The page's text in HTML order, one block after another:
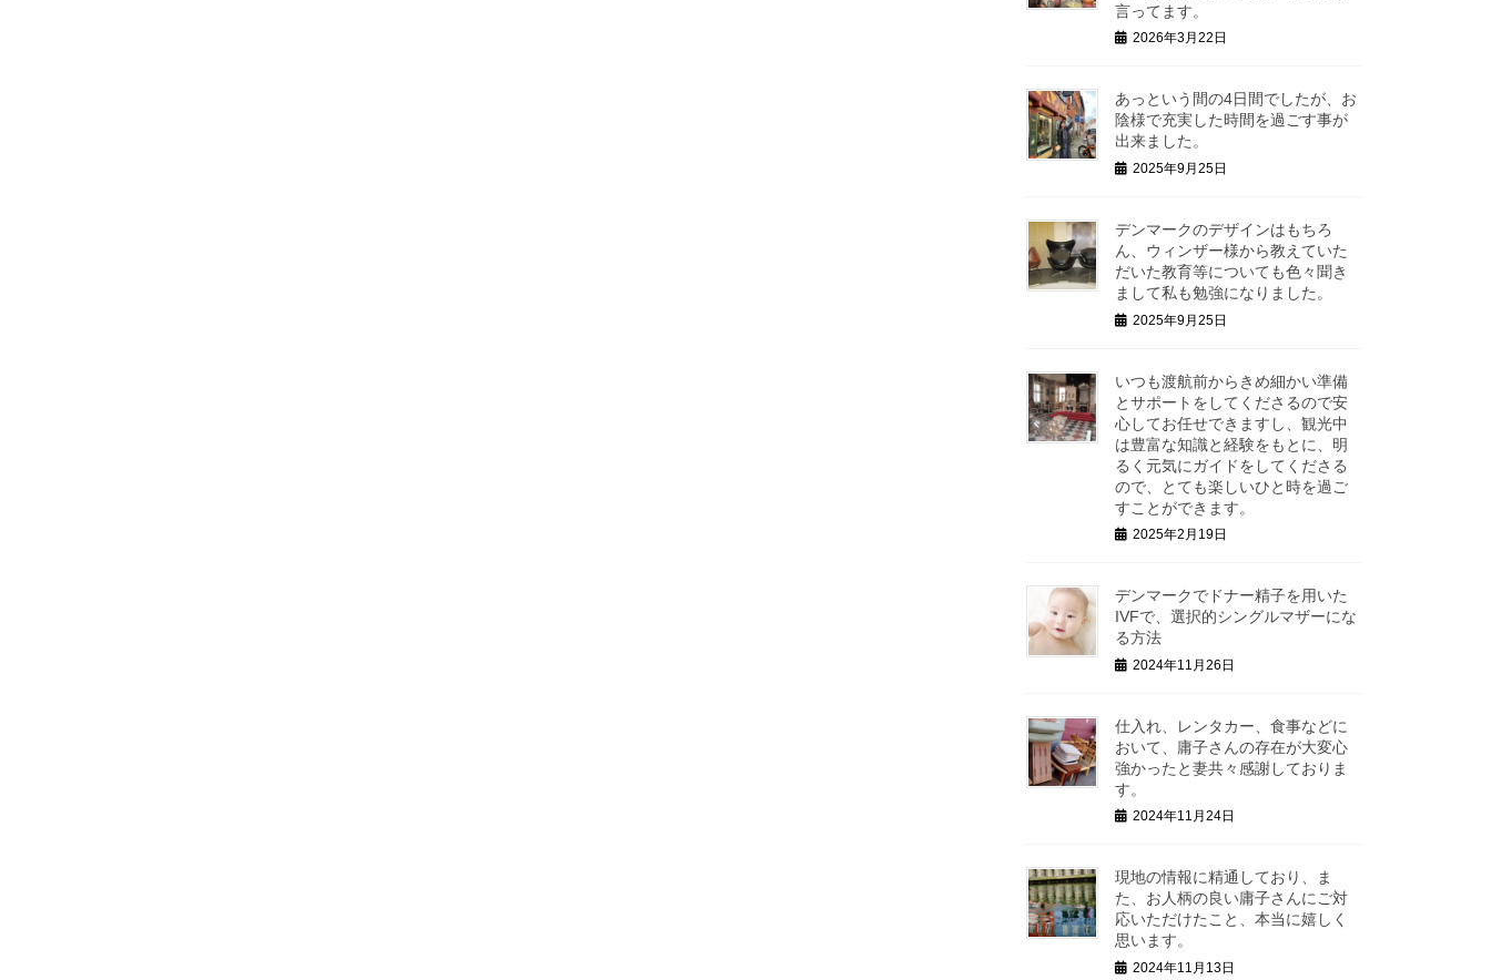
言ってます。
2026年3月22日
あっという間の4日間でしたが、お
陰様で充実した時間を過ごす事が
出来ました。
2025年9月25日
デンマークのデザインはもちろ
ん、ウィンザー様から教えていた
だいた教育等についても色々聞き
まして私も勉強になりました。
2025年9月25日
いつも渡航前からきめ細かい準備
とサポートをしてくださるので安
心してお任せできますし、観光中
は豊富な知識と経験をもとに、明
るく元気にガイドをしてくださる
ので、とても楽しいひと時を過ご
すことができます。
2025年2月19日
デンマークでドナー精子を用いた
IVFで、選択的シングルマザーにな
る方法
2024年11月26日
仕入れ、レンタカー、食事などに
おいて、庸子さんの存在が大変心
強かったと妻共々感謝しておりま
す。
2024年11月24日
現地の情報に精通しており、ま
た、お人柄の良い庸子さんにご対
応いただけたこと、本当に嬉しく
思います。
2024年11月13日